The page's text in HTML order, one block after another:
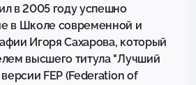
в 2005 году успешно
в Школе современной и
Игоря Сахарова, который
высшего титула "Лучший
FEP (Federation of